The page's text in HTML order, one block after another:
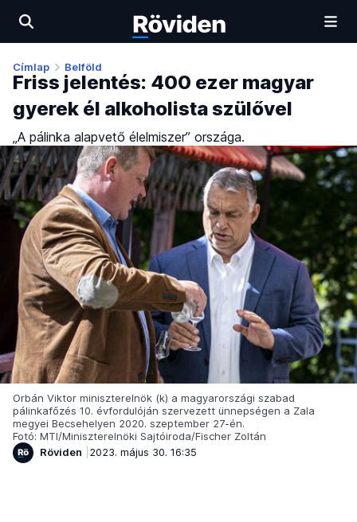
Címlap Belföld
Friss jelentés: 400 ezer magyar
gyerek él alkoholista szülővel
„A pálinka alapvető élelmiszer” országa.
Orbán Viktor miniszterelnök (k) a magyarországi szabad
pálinkafőzés 10. évfordulóján szervezett ünnepségen a Zala
megyei Becsehelyen 2020. szeptember 27-én.
Fotó: MTI/Miniszterelnöki Sajtóiroda/Fischer Zoltán
Röviden
2023. május 30. 16:35